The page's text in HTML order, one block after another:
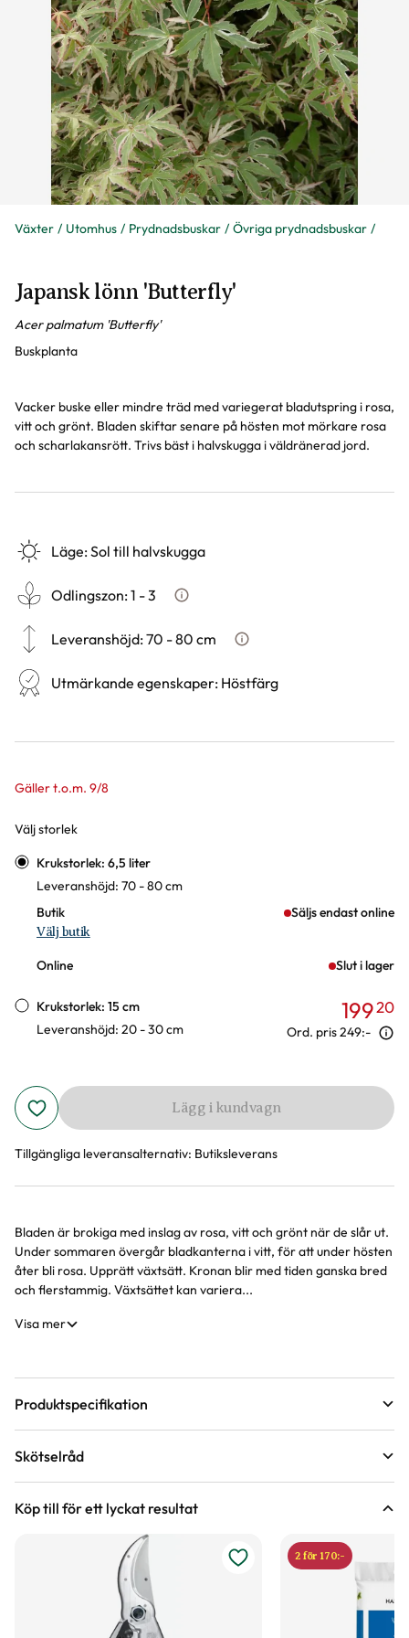
Växter Utomhus Prydnadsbuskar Övriga prydnadsbuskar
Japansk lönn 'Butterfly'
Acer palmatum 'Butterfly'
Buskplanta
Vacker buske eller mindre träd med variegerat bladutspring i rosa,
vitt och grönt. Bladen skiftar senare på hösten mot mörkare rosa
och scharlakansrött. Trivs bäst i halvskugga i väldränerad jord.
Läge:Sol till halvskugga
Odlingszon:1 - 3 Vad är odlingszon?
Leveranshöjd:70 - 80 cm Hur vi mäter leveranshöjd på
Utmärkande egenskaper: Höstfärg
Gäller t.o.m. 9/8
Välj storlek
Varianter
Krukstorlek: 6,5 liter
Leveranshöjd: 70 - 80 cm
Butik
Säljs endast online
Välj butik
Online Slut i lager
Krukstorlek: 15 cm
Leveranshöjd: 20 - 30 cm
19920
Ord. pris249:-
Lägg i kundvagn
Tillgängliga leveransalternativ: Butiksleverans
Produktinformation
Bladen är brokiga med inslag av rosa, vitt och grönt när de slår ut.
Under sommaren övergår bladkanterna i vitt, för att under hösten
åter bli rosa. Upprätt växtsätt. Kronan blir med tiden ganska bred
och flerstammig. Växtsättet kan variera...
Visa mer
Produktspecifikation
Krukstorlek
Hur vi mäter leveranshöjd på växter
3 - 5 m Höjd på trädgårdsväxter
Kvalitet - typ av planta Buskplanta
Buske eller mindre flerstammigt träd
Skötselråd
Läge Sol till halvskugga
Vad är odlingszon?
Planteringsavstånd (cc)
Köp till för ett lyckat resultat
2 för 170:-